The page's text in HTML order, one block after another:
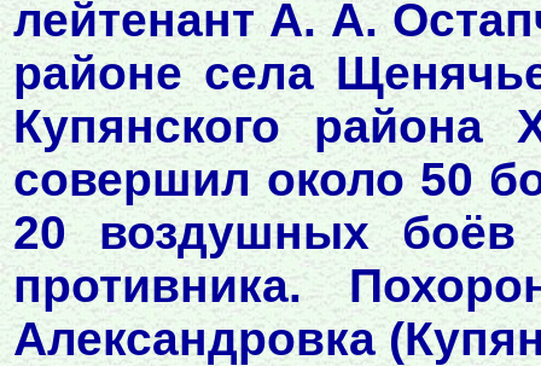
лейтенант А. А.
районе села
Купянского района
совершил около 50
20 воздушных
противника.
Александровка